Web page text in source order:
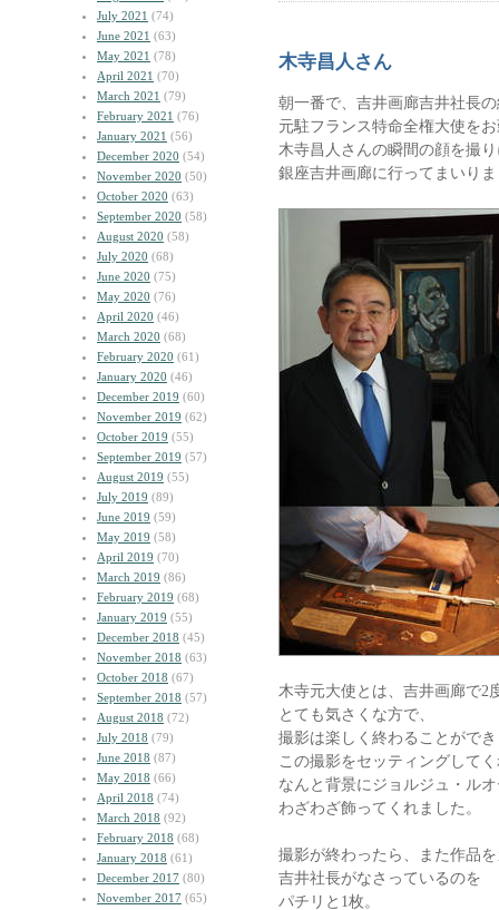
July 2021 (74)
June 2021 (63)
May 2021 (78)
April 2021 (70)
March 2021 (79)
February 2021 (76)
January 2021 (56)
December 2020 (54)
November 2020 (50)
October 2020 (63)
September 2020 (58)
August 2020 (58)
July 2020 (68)
June 2020 (75)
May 2020 (76)
April 2020 (46)
March 2020 (68)
February 2020 (61)
January 2020 (46)
December 2019 (60)
November 2019 (62)
October 2019 (55)
September 2019 (57)
August 2019 (55)
July 2019 (89)
June 2019 (59)
May 2019 (58)
April 2019 (70)
March 2019 (86)
February 2019 (68)
January 2019 (55)
December 2018 (45)
November 2018 (63)
October 2018 (67)
September 2018 (57)
August 2018 (72)
July 2018 (79)
June 2018 (87)
May 2018 (66)
April 2018 (74)
March 2018 (92)
February 2018 (68)
January 2018 (61)
December 2017 (80)
November 2017 (65)
木寺昌人さん
朝一番で、吉井画廊吉井社長
元駐フランス特命全権大使を
木寺昌人さんの瞬間の顔を撮
銀座吉井画廊に行ってまいり
木寺元大使とは、吉井画廊で2
とても気さくな方で、
撮影は楽しく終わることがで
この撮影をセッティングして
なんと背景にジョルジュ・ル
わざわざ飾ってくれました。
撮影が終わったら、また作品
吉井社長がなさっているのを
パチリと1枚。